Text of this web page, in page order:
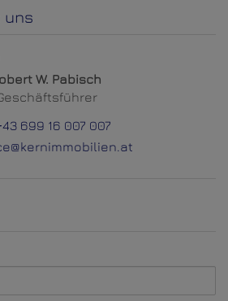
uns
W. Pabisch
699 16 007 007